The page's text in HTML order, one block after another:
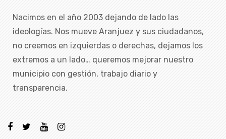
Nacimos en el año 2003 dejando de lado las
ideologías. Nos mueve Aranjuez y sus ciudadanos,
no creemos en izquierdas o derechas, dejamos los
extremos a un lado… queremos mejorar nuestro
municipio con gestión, trabajo diario y
transparencia.